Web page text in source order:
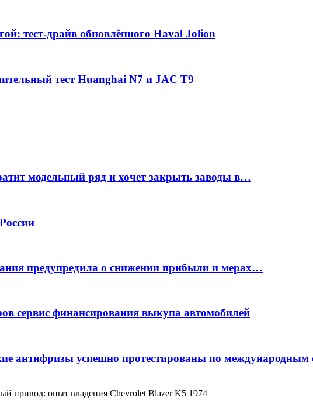
тест-драйв обновлённого Haval Jolion
тест Huanghai N7 и JAC T9
модельный ряд и хочет закрыть заводы в…
предупредила о снижении прибыли и мерах…
сервис финансирования выкупа автомобилей
антифризы успешно протестированы по международным
привод: опыт владения Chevrolet Blazer K5 1974